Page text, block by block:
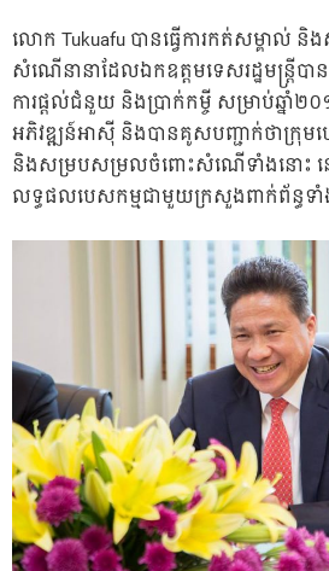
លោក Tukuafu បានធ្វើការកត់សម្គាល់
សំណើនានាដែលឯកឧត្តមទេសរដ្ឋមន្ត្រី
ការផ្តល់ជំនួយ និងប្រាក់កម្ចី សម្រាប់ឆ្នាំ
អភិវឌ្ឍន៍អាស៊ី និងបានគូសបញ្ជាក់ថាក្រុមប
និងសម្របសម្រលចំពោះសំណើទាំងនោះ ន
លទ្ធផលបេសកម្មជាមួយក្រសួងពាក់ព័ន្ធ